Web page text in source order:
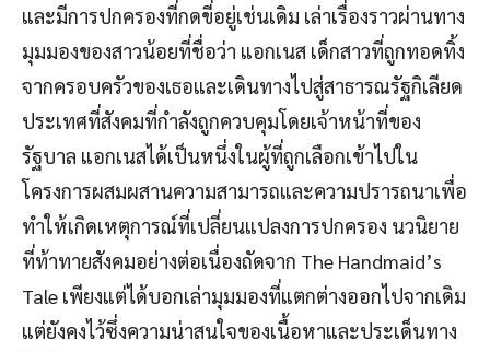
และมีการปกครองที่กดขี่อยู่เช่นเดิม เล่าเรื่องราวผ่านทาง
มุมมองของสาวน้อยที่ชื่อว่า แอกเนส เด็กสาวที่ถูกทอดทิ้ง
จากครอบครัวของเธอและเดินทางไปสู่สาธารณรัฐกิเลียด
ประเทศที่สังคมที่กำลังถูกควบคุมโดยเจ้าหน้าที่ของ
รัฐบาล แอกเนสได้เป็นหนึ่งในผู้ที่ถูกเลือกเข้าไปใน
โครงการผสมผสานความสามารถและความปรารถนาเพื่อ
ทำให้เกิดเหตุการณ์ที่เปลี่ยนแปลงการปกครอง นวนิยาย
ที่ท้าทายสังคมอย่างต่อเนื่องถัดจาก The Handmaid’s
Tale เพียงแต่ได้บอกเล่ามุมมองที่แตกต่างออกไปจากเดิม
แต่ยังคงไว้ซึ่งความน่าสนใจของเนื้อหาและประเด็นทาง